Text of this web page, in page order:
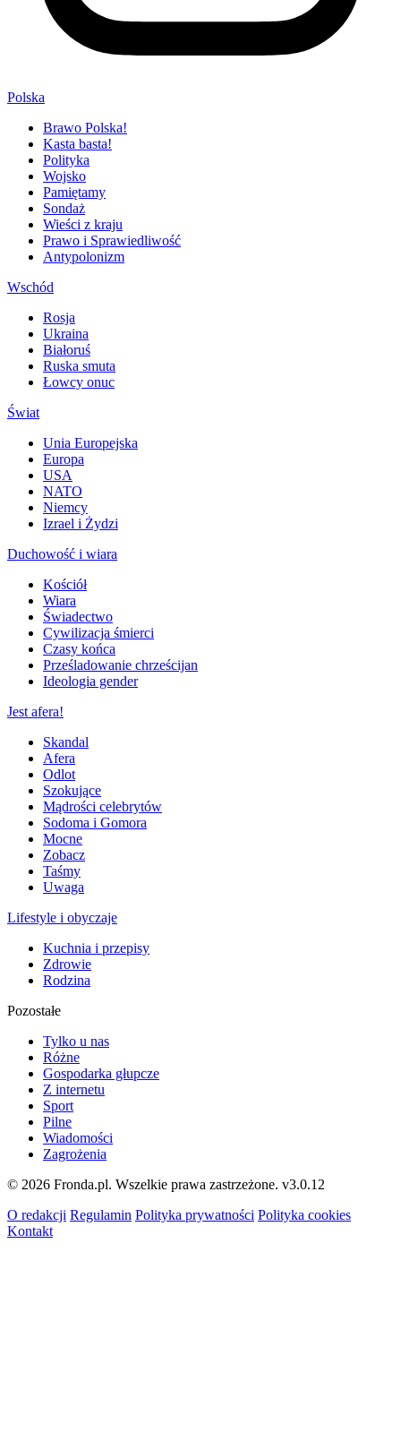
Polska
Brawo Polska!
Kasta basta!
Polityka
Wojsko
Pamiętamy
Sondaż
Wieści z kraju
Prawo i Sprawiedliwość
Antypolonizm
Wschód
Rosja
Ukraina
Białoruś
Ruska smuta
Łowcy onuc
Świat
Unia Europejska
Europa
USA
NATO
Niemcy
Izrael i Żydzi
Duchowość i wiara
Kościół
Wiara
Świadectwo
Cywilizacja śmierci
Czasy końca
Prześladowanie chrześcijan
Ideologia gender
Jest afera!
Skandal
Afera
Odlot
Szokujące
Mądrości celebrytów
Sodoma i Gomora
Mocne
Zobacz
Taśmy
Uwaga
Lifestyle i obyczaje
Kuchnia i przepisy
Zdrowie
Rodzina
Pozostałe
Tylko u nas
Różne
Gospodarka głupcze
Z internetu
Sport
Pilne
Wiadomości
Zagrożenia
© 2026 Fronda.pl. Wszelkie prawa zastrzeżone. v3.0.12
O redakcji Regulamin Polityka prywatności Polityka cookies
Kontakt